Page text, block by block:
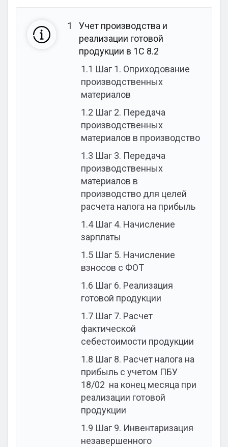
1
Учет производства и
реализации готовой
продукции в 1С 8.2
1.1 Шаг 1. Оприходование
производственных
материалов
1.2 Шаг 2. Передача
производственных
материалов в производство
1.3 Шаг 3. Передача
производственных
материалов в
производство для целей
расчета налога на прибыль
1.4Шаг 4. Начисление
зарплаты
1.5 Шаг 5. Начисление
взносов с ФОТ
1.6 Шаг 6. Реализация
готовой продукции
1.7 Шаг 7. Расчет
фактической
себестоимости продукции
1.8 Шаг 8. Расчет налога на
прибыль с учетом ПБУ
18/02 на конец месяца при
реализации готовой
продукции
1.9 Шаг 9. Инвентаризация
незавершенного